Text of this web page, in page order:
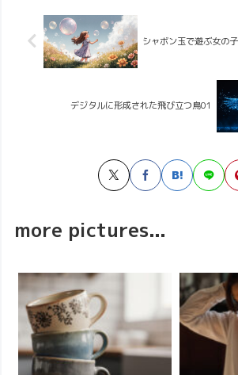
シャボン玉で遊ぶ女の
デジタルに形成された飛び立つ鳥01
more pictures...